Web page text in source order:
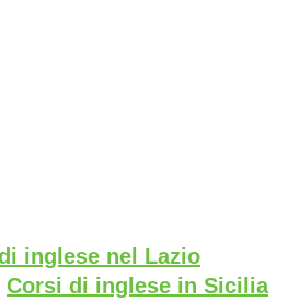
inglese nel Lazio
Corsi di inglese in Sicilia